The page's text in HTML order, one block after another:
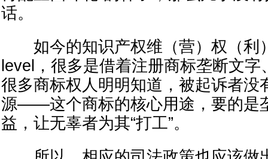
话。
如今的知识产权维（营）权（利
level，很多是借着注册商标垄断文
很多商标权人明明知道，被起诉者没
源——这个商标的核心用途，要的是
益，让无辜者为其“打工”。